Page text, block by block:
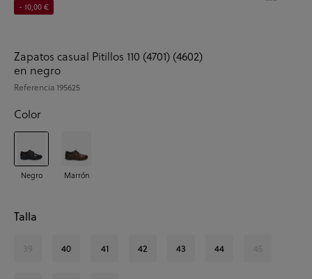
- 10,00 €
Zapatos casual Pitillos 110 (4701) (4602)
en negro
Referencia 195625
Color
Negro Marrón
Talla
39 40 41 42 43 44 45